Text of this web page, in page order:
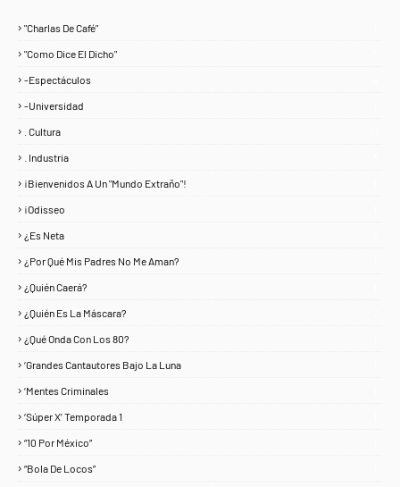
"Charlas De Café"
"Como Dice El Dicho"
-Espectáculos
-Universidad
. Cultura
. Industria
¡Bienvenidos A Un "Mundo Extraño"!
¡Odisseo
¿Es Neta
¿Por Qué Mis Padres No Me Aman?
¿Quién Caerá?
¿Quién Es La Máscara?
¿Qué Onda Con Los 80?
‘Grandes Cantautores Bajo La Luna
‘Mentes Criminales
‘Súper X’ Temporada 1
“10 Por México”
“Bola De Locos”